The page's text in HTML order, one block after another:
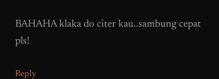
BAHAHA klaka do citer kau..sambung cepat
pls!
Reply